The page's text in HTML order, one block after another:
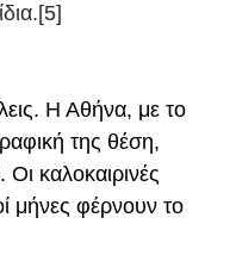
Η Αθήνα, με το
της θέση,
καλοκαιρινές
μήνες φέρνουν το